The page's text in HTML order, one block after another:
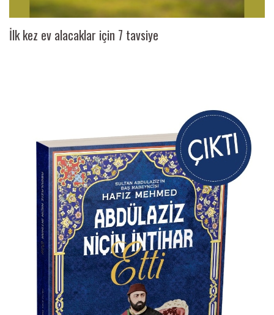
İlk kez ev alacaklar için 7 tavsiye